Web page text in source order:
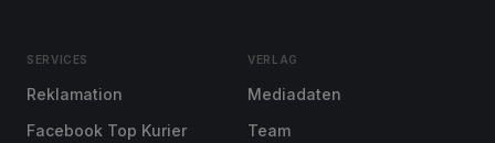
SERVICES
Reklamation
Facebook Top Kurier
VERLAG
Mediadaten
Team